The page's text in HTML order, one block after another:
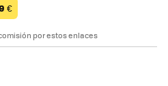
€
por estos enlaces